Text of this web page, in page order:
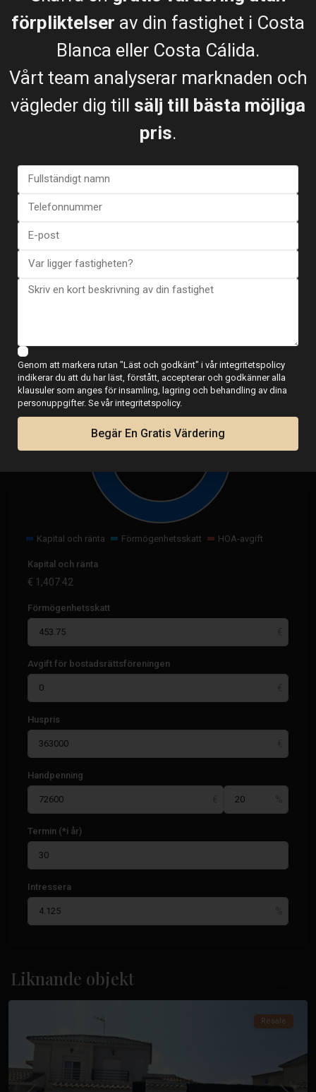
Bungalow in Torrevieja (Alica...
2 sovrum 2 BA 158
Kapital och ränta Förmögenhetsskatt HOA-avgift
Kapital och ränta
€ 1,407.42
Förmögenhetsskatt
Avgift för bostadsrättsföreningen
Huspris
Handpenning
Termin (*i år)
Intressera
Liknande objekt
Altos
Torrevieja
Resale
förpliktelser av din fastighet i Costa
Blanca eller Costa Cálida.
Vårt team analyserar marknaden och
vägleder dig till sälj till bästa möjliga
pris.
Genom att markera rutan "Läst och godkänt" i vår integritetspolicy
indikerar du att du har läst, förstått, accepterar och godkänner alla
klausuler som anges för insamling, lagring och behandling av dina
personuppgifter. Se vår integritetspolicy.
Begär En Gratis Värdering